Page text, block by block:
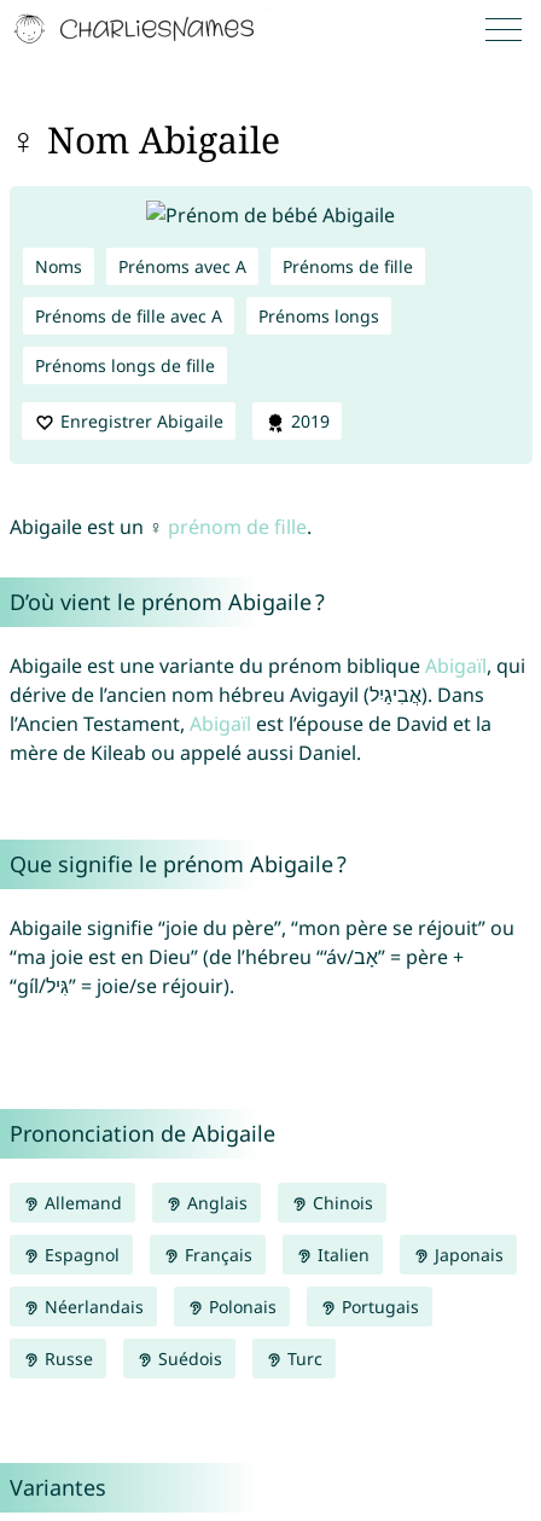
♀ Nom Abigaile
Noms Prénoms avec A Prénoms de fille
Prénoms de fille avec A Prénoms longs
Prénoms longs de fille
Enregistrer Abigaile 2019
Abigaile est un ♀ prénom de fille.
D’où vient le prénom Abigaile ?
Abigaile est une variante du prénom bibliqueAbigaïl, qui
dérive de l’ancien nom hébreu Avigayil (אֲבִיגַיִל). Dans
l’Ancien Testament, Abigaïl est l’épouse de David et la
mère de Kileab ou appelé aussi Daniel.
Que signifie le prénom Abigaile ?
Abigaile signifie “joie du père”, “mon père se réjouit” ou
“ma joie est en Dieu” (de l’hébreu “‘áv/אָב” = père +
“gíl/גִּיל” = joie/se réjouir).
Prononciation de Abigaile
Allemand Anglais Chinois
Espagnol Français Italien Japonais
Néerlandais Polonais Portugais
Russe Suédois Turc
Variantes